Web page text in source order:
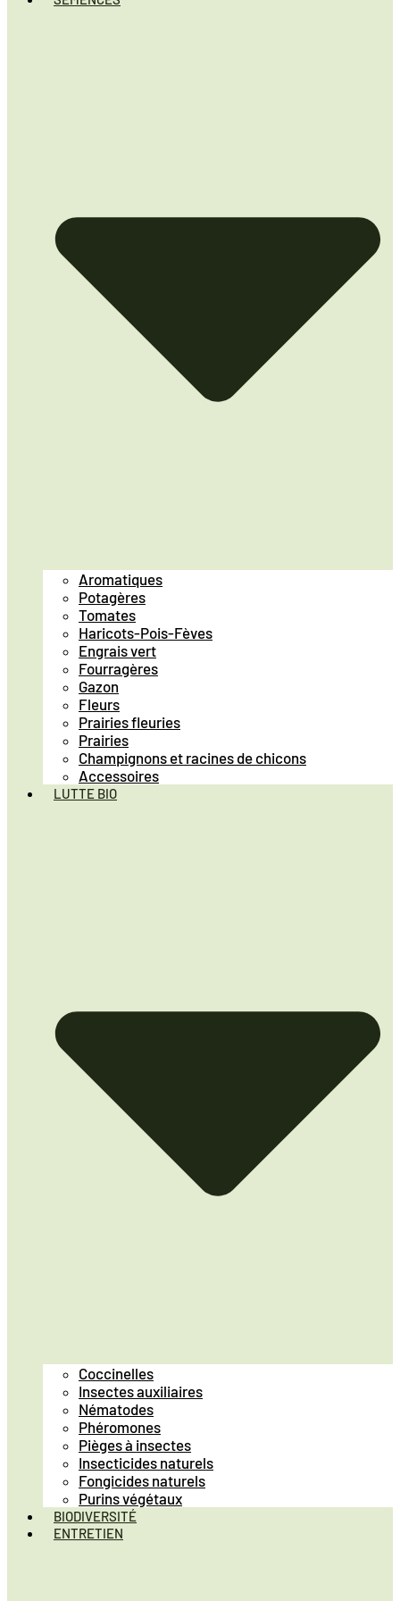
Aromatiques
Potagères
Tomates
Haricots-Pois-Fèves
Engrais vert
Fourragères
Gazon
Fleurs
Prairies fleuries
Prairies
Champignons et racines de chicons
Accessoires
LUTTE BIO
Coccinelles
Insectes auxiliaires
Nématodes
Phéromones
Pièges à insectes
Insecticides naturels
Fongicides naturels
Purins végétaux
BIODIVERSITÉ
ENTRETIEN